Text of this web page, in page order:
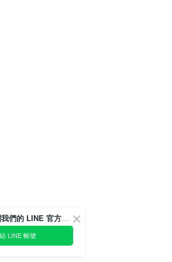
歡迎訂閱我們的 LINE 官方帳號
LINE 帳號